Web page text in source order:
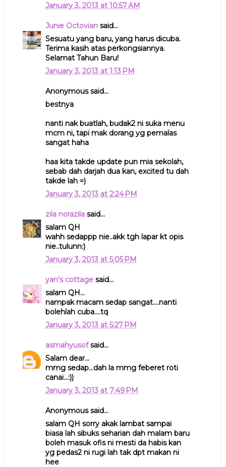
January 3, 2013 at 10:57 AM
Junie Octoviansaid...
Sesuatu yang baru, yang harus dicuba.
Terima kasih atas perkongsiannya.
Selamat Tahun Baru!
January 3, 2013 at 1:13 PM
Anonymous said...
bestnya
nanti nak buatlah, budak2 ni suka menu
mcm ni, tapi mak dorang yg pemalas
sangat haha
haa kita takde update pun mia sekolah,
sebab dah darjah dua kan, excited tu dah
takde lah =)
January 3, 2013 at 2:24 PM
zila norazilasaid...
salam QH
wahh sedappp nie..akk tgh lapar kt opis
nie..tulunn:)
January 3, 2013 at 5:05 PM
yan's cottagesaid...
salam QH...
nampak macam sedap sangat....nanti
bolehlah cuba....tq
January 3, 2013 at 5:27 PM
asmahyusofsaid...
Salam dear...
mmg sedap...dah la mmg feberet roti
canai...:))
January 3, 2013 at 7:49 PM
Anonymous said...
salam QH sorry akak lambat sampai
biasa lah sibuks seharian dah malam baru
boleh masuk ofis ni mesti da habis kan
yg pedas2 ni rugi lah tak dpt makan ni
hee